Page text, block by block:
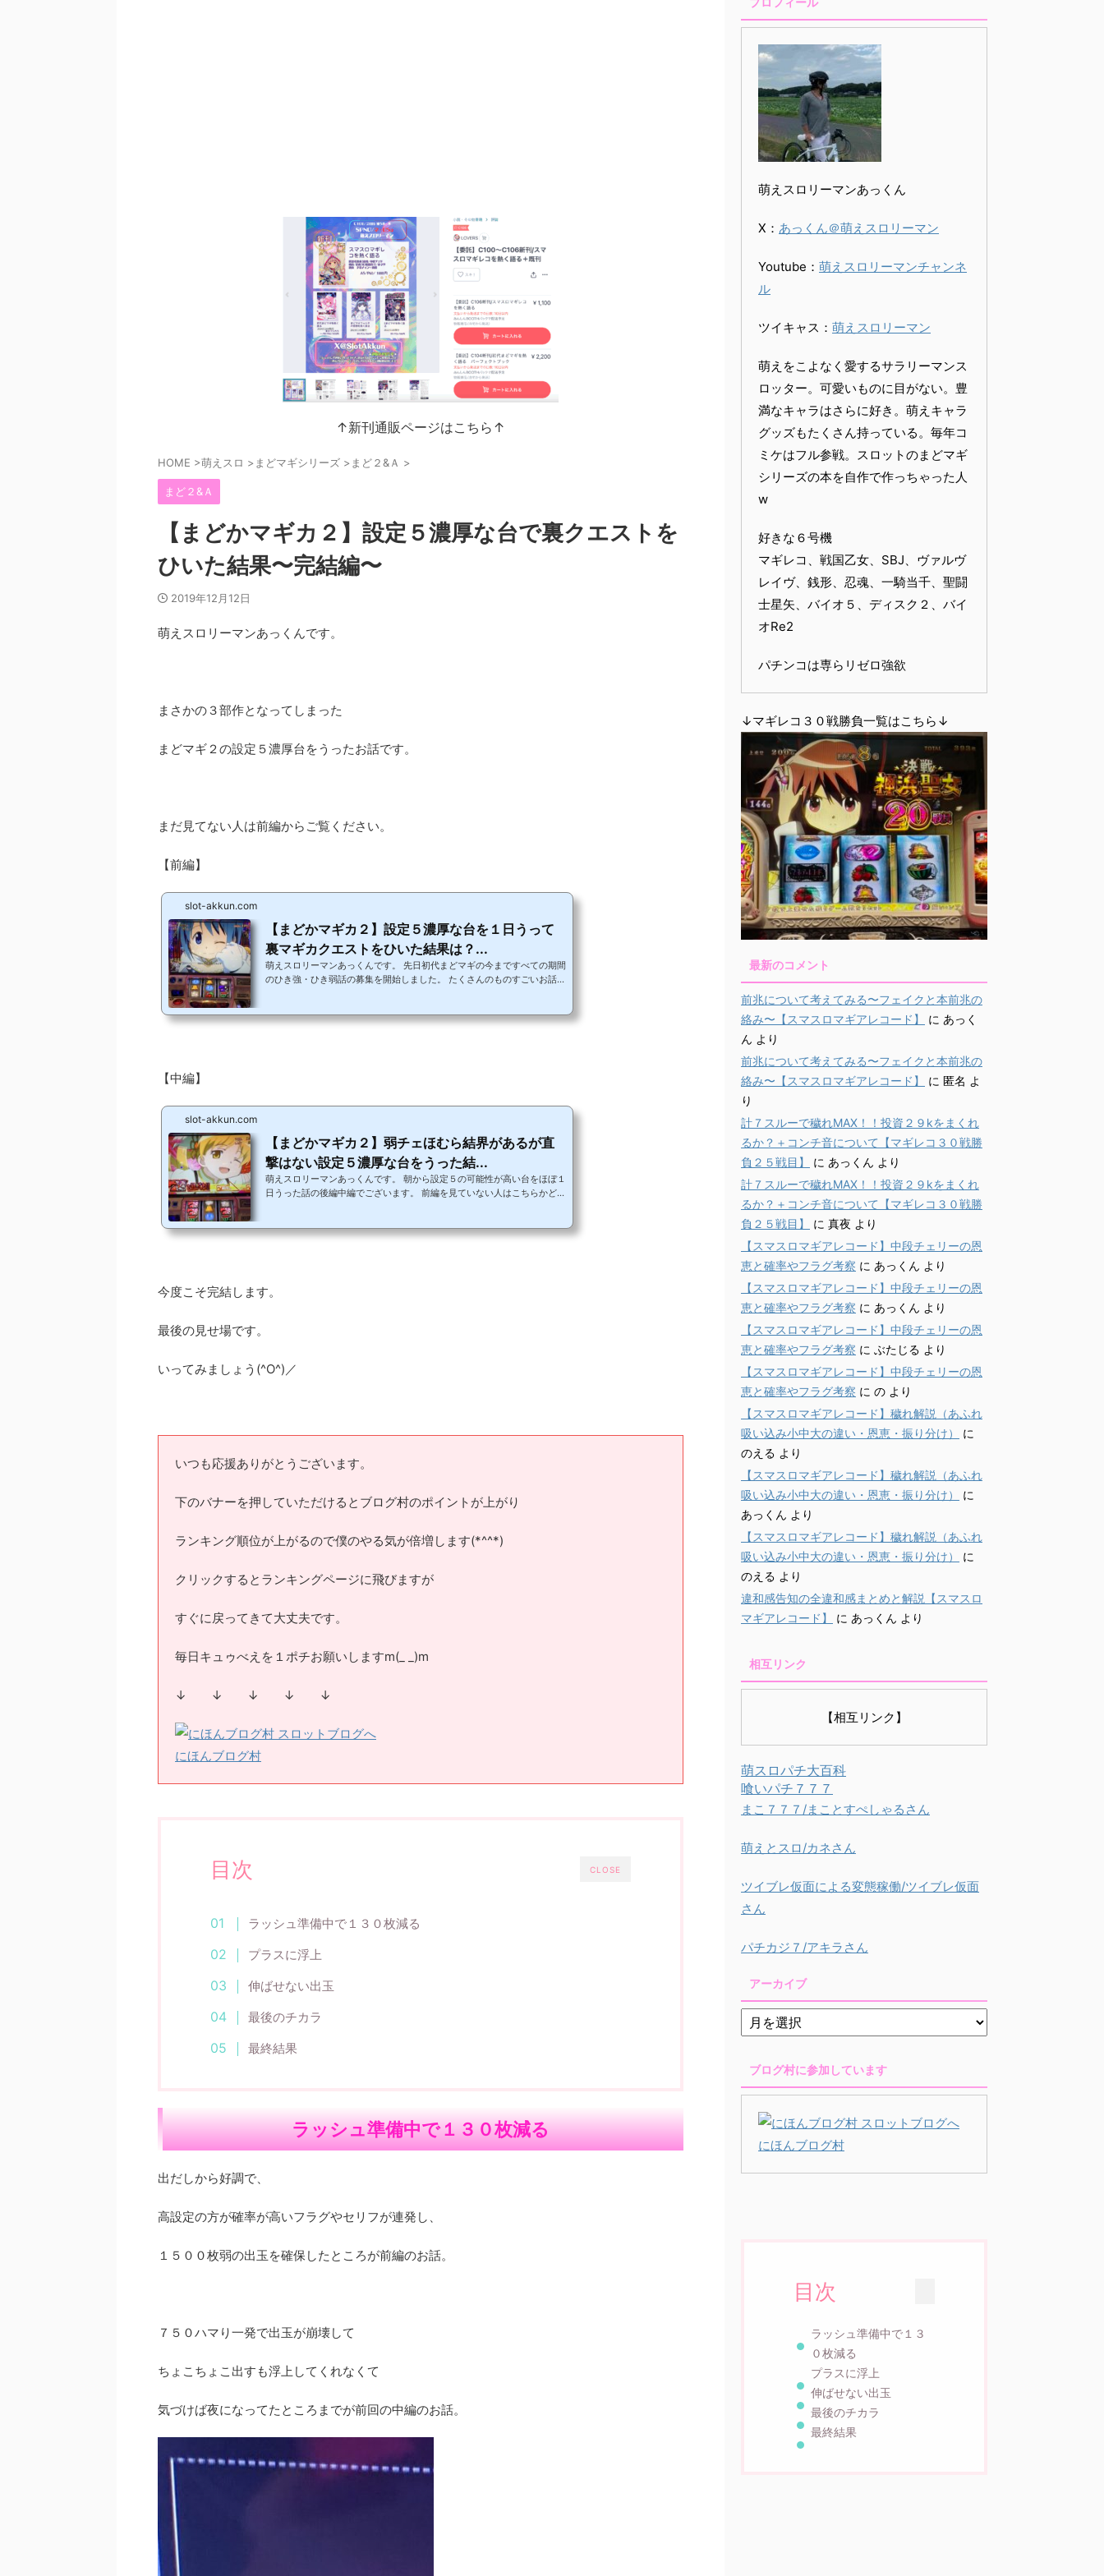
↑新刊通販ページはこちら↑
HOME >萌えスロ >まどマギシリーズ >まど２&Ａ >
まど２&Ａ
【まどかマギカ２】設定５濃厚な台で裏クエストを
ひいた結果〜完結編〜
2019年12月12日
萌えスロリーマンあっくんです。
まさかの３部作となってしまった
まどマギ２の設定５濃厚台をうったお話です。
まだ見てない人は前編からご覧ください。
【前編】
slot-akkun.com
【まどかマギカ２】設定５濃厚な台を１日うって
裏マギカクエストをひいた結果は？...
萌えスロリーマンあっくんです。 先日初代まどマギの今まですべての期間
のひき強・ひき弱話の募集を開始しました。 たくさんのものすごいお話を
の予定だったんですけど最後のお知らせで話す話がまどマギ２の方が都合
【中編】
slot-akkun.com
【まどかマギカ２】弱チェほむら結界があるが直
撃はない設定５濃厚な台をうった結...
萌えスロリーマンあっくんです。 朝から設定５の可能性が高い台をほぼ１
日うった話の後編中編でございます。 前編を見ていない人はこちらかどう
いきます。（それでも書ききれませんでしたw） では続きいってみましょ
今度こそ完結します。
最後の見せ場です。
いってみましょう(^O^)／
いつも応援ありがとうございます。
下のバナーを押していただけるとブログ村のポイントが上がり
ランキング順位が上がるので僕のやる気が倍増します(*^^*)
クリックするとランキングページに飛びますが
すぐに戻ってきて大丈夫です。
毎日キュゥべえを１ポチお願いしますm(_ _)m
↓ ↓ ↓ ↓ ↓
にほんブログ村
CLOSE
目次
ラッシュ準備中で１３０枚減る
プラスに浮上
伸ばせない出玉
最後のチカラ
最終結果
ラッシュ準備中で１３０枚減る
出だしから好調で、
高設定の方が確率が高いフラグやセリフが連発し、
１５００枚弱の出玉を確保したところが前編のお話。
７５０ハマり一発で出玉が崩壊して
ちょこちょこ出すも浮上してくれなくて
気づけば夜になってたところまでが前回の中編のお話。
萌えスロリーマンあっくん
X： あっくん＠萌えスロリーマン
Youtube： 萌えスロリーマンチャンネ
ル
ツイキャス： 萌えスロリーマン
萌えをこよなく愛するサラリーマンス
ロッター。可愛いものに目がない。豊
満なキャラはさらに好き。萌えキャラ
グッズもたくさん持っている。毎年コ
ミケはフル参戦。スロットのまどマギ
シリーズの本を自作で作っちゃった人
w
好きな６号機
マギレコ、戦国乙女、SBJ、ヴァルヴ
レイヴ、銭形、忍魂、一騎当千、聖闘
士星矢、バイオ５、ディスク２、バイ
オRe2
パチンコは専らリゼロ強欲
↓マギレコ３０戦勝負一覧はこちら↓
最新のコメント
前兆について考えてみる〜フェイクと本前兆の
絡み〜【スマスロマギアレコード】
に あっく
ん より
前兆について考えてみる〜フェイクと本前兆の
絡み〜【スマスロマギアレコード】
に 匿名 よ
り
計７スルーで穢れMAX！！投資２９kをまくれ
るか？＋コンチ音について【マギレコ３０戦勝
負２５戦目】
に あっくん より
計７スルーで穢れMAX！！投資２９kをまくれ
るか？＋コンチ音について【マギレコ３０戦勝
負２５戦目】
に 真夜 より
【スマスロマギアレコード】中段チェリーの恩
恵と確率やフラグ考察 に あっくん より
【スマスロマギアレコード】中段チェリーの恩
恵と確率やフラグ考察 に あっくん より
【スマスロマギアレコード】中段チェリーの恩
恵と確率やフラグ考察 に ぶたじる より
【スマスロマギアレコード】中段チェリーの恩
恵と確率やフラグ考察 に の より
【スマスロマギアレコード】穢れ解説（あふれ
吸い込み小中大の違い・恩恵・振り分け）
に
のえる より
【スマスロマギアレコード】穢れ解説（あふれ
吸い込み小中大の違い・恩恵・振り分け）
に
あっくん より
【スマスロマギアレコード】穢れ解説（あふれ
吸い込み小中大の違い・恩恵・振り分け）
に
のえる より
違和感告知の全違和感まとめと解説【スマスロ
マギアレコード】
に あっくん より
相互リンク
【相互リンク】
萌スロパチ大百科
喰いパチ７７７
まこ７７７/まことすぺしゃるさん
萌えとスロ/カネさん
ツイブレ仮面による変態稼働/ツイブレ仮面
さん
パチカジ７/アキラさん
アーカイブ
ブログ村に参加しています
にほんブログ村
目次
ラッシュ準備中で１３
０枚減る
プラスに浮上
伸ばせない出玉
最後のチカラ
最終結果